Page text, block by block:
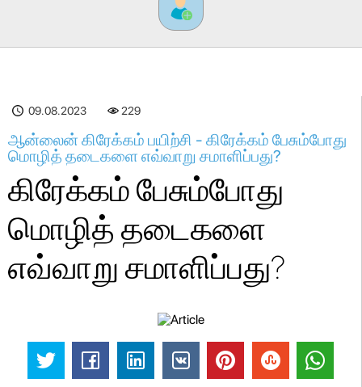
09.08.2023 229
ஆன்லைன் கிரேக்கம் பயிற்சி - கிரேக்கம் பேசும்போது
மொழித் தடைகளை எவ்வாறு சமாளிப்பது?
கிரேக்கம் பேசும்போது
மொழித் தடைகளை
எவ்வாறு சமாளிப்பது?